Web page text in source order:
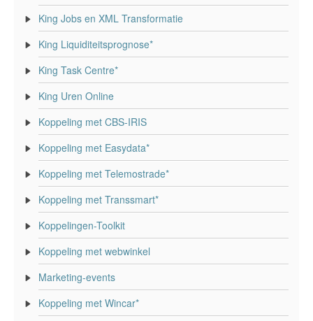
King Jobs en XML Transformatie
King Liquiditeitsprognose*
King Task Centre*
King Uren Online
Koppeling met CBS-IRIS
Koppeling met Easydata*
Koppeling met Telemostrade*
Koppeling met Transsmart*
Koppelingen-Toolkit
Koppeling met webwinkel
Marketing-events
Koppeling met Wincar*